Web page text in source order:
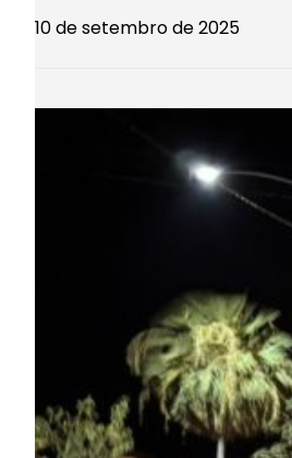
10 de setembro de 2025